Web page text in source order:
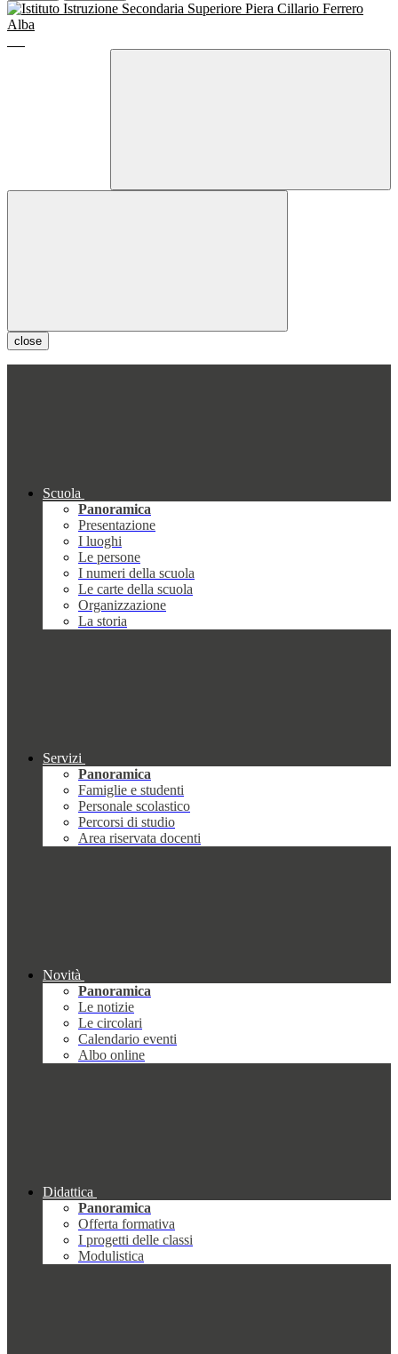
close
Scuola
Panoramica
Presentazione
I luoghi
Le persone
I numeri della scuola
Le carte della scuola
Organizzazione
La storia
Servizi
Panoramica
Famiglie e studenti
Personale scolastico
Percorsi di studio
Area riservata docenti
Novità
Panoramica
Le notizie
Le circolari
Calendario eventi
Albo online
Didattica
Panoramica
Offerta formativa
I progetti delle classi
Modulistica